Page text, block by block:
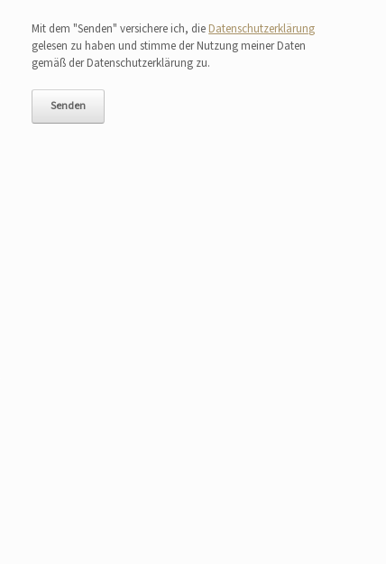
Mit dem "Senden" versichere ich, die Datenschutzerklärung
gelesen zu haben und stimme der Nutzung meiner Daten
gemäß der Datenschutzerklärung zu.